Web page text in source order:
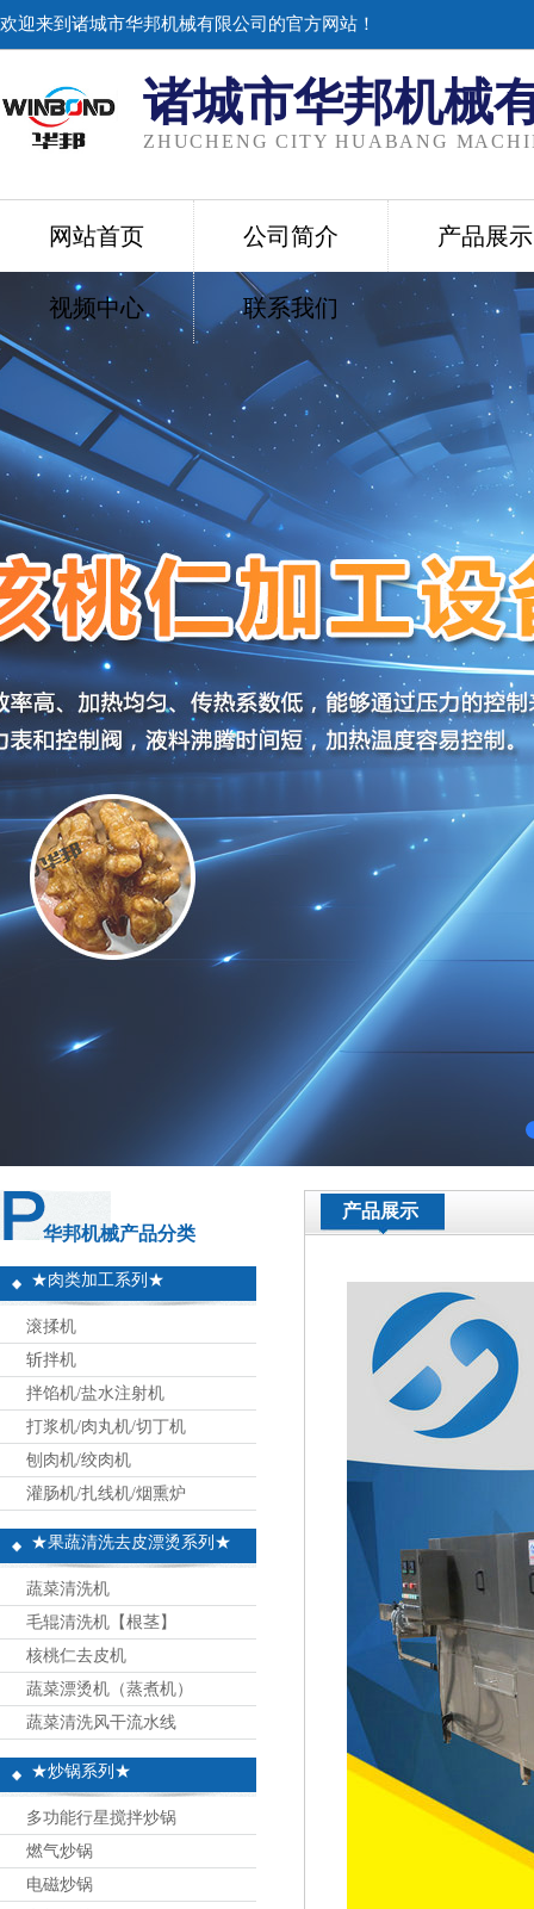
欢迎来到诸城市华邦机械有限公司的官方网站！
诸城市华邦机械
ZHUCHENG CITY HUABANG
网站首页 公司简介 产品展示
视频中心 联系我们
华邦机械产品分类
★肉类加工系列★
滚揉机
斩拌机
拌馅机/盐水注射机
打浆机/肉丸机/切丁机
刨肉机/绞肉机
灌肠机/扎线机/烟熏炉
★果蔬清洗去皮漂烫系列★
蔬菜清洗机
毛辊清洗机【根茎】
核桃仁去皮机
蔬菜漂烫机（蒸煮机）
蔬菜清洗风干流水线
★炒锅系列★
多功能行星搅拌炒锅
燃气炒锅
电磁炒锅
产品展示